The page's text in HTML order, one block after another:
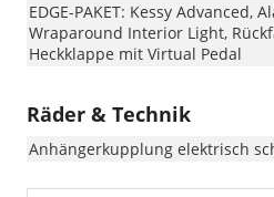
EDGE-PAKET: Kessy Advanced,
Wraparound Interior Light,
Heckklappe mit Virtual Pedal
Räder & Technik
Anhängerkupplung elektrisch